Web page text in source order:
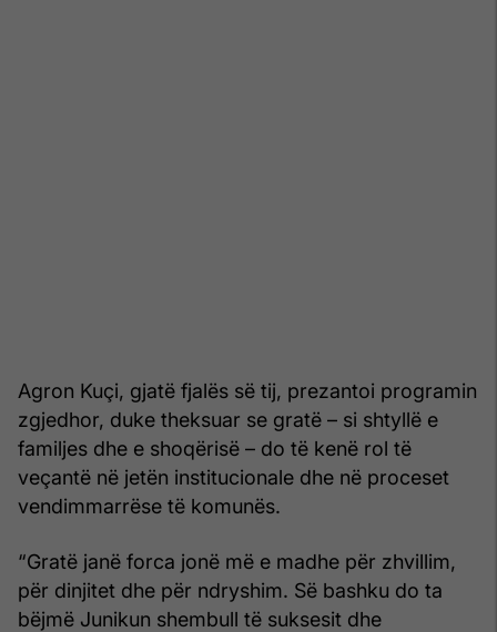
Agron Kuçi, gjatë fjalës së tij, prezantoi programin
zgjedhor, duke theksuar se gratë – si shtyllë e
familjes dhe e shoqërisë – do të kenë rol të
veçantë në jetën institucionale dhe në proceset
vendimmarrëse të komunës.
“Gratë janë forca jonë më e madhe për zhvillim,
për dinjitet dhe për ndryshim. Së bashku do ta
bëjmë Junikun shembull të suksesit dhe